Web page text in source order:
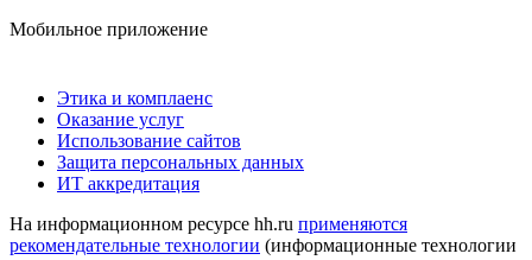
Мобильное приложение
Этика и комплаенс
Оказание услуг
Использование сайтов
Защита персональных данных
ИТ аккредитация
На информационном ресурсе hh.ru применяются
рекомендательные технологии (информационные технологии